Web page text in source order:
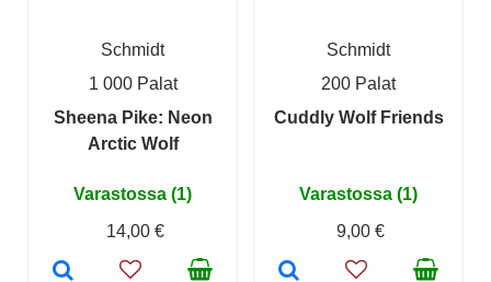
Schmidt
1 000 Palat
Sheena Pike: Neon
Arctic Wolf
Varastossa (1)
14,00 €
Schmidt
200 Palat
Cuddly Wolf Friends
Varastossa (1)
9,00 €